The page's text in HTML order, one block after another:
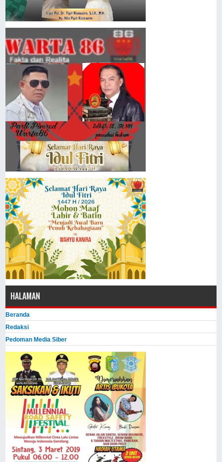
HALAMAN
Beranda
Redaksi
Pedoman Media Siber